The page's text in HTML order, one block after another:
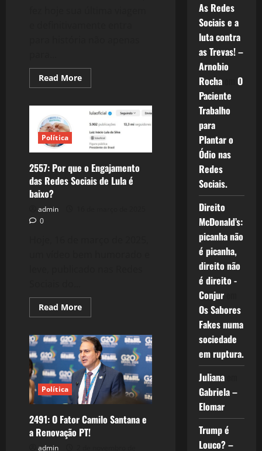
Read MoreRead
more
Pepe
Mujica,
Para
Sempre!
Política
2557: Por que o Engajamento
das Redes Sociais de Lula é
baixo?
admin
0
Read MoreRead
more
Por
que
o
Engajamento
das
Redes
Sociais
de
Lula
é
baixo?
Política
2491: O Fator Camilo Santana e
a Renovação PT!
admin
As Redes
Sociais e a
luta contra
as Trevas! –
Arnobio
Rochaem O
Paciente
Trabalho
para
Plantar o
Ódio nas
Redes
Sociais.
Direito
McDonald’s:
picanha não
é picanha,
direito não
é direito -
Conjurem
Os Sabores
Fakes numa
sociedade
em ruptura.
Julianaem
Gabriela –
Elomar
Trump é
Louco? –